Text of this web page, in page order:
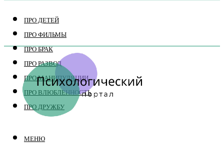
ПРО ДЕТЕЙ
ПРО ФИЛЬМЫ
ПРО БРАК
ПРО РАЗВОД
ПРО МАНИПУЛЯЦИИ
ПРО ВЛЮБЛЕННОСТЬ
ПРО ДРУЖБУ
МЕНЮ